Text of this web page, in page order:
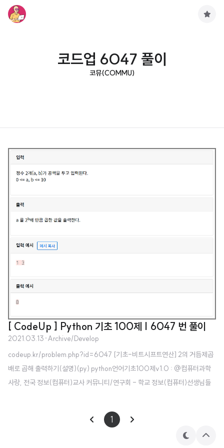
코드업 6047 풀이
코뮤(COMMU)
[ CodeUp ] Python 기초 100제 | 6047 번 풀이
2021.03.13 ·Archive/Develop
codeup.kr/problem.php?id=6047 [기초-비트시프트연산] 2의 거듭제곱
배로 곱해 출력하기(설명)(py) python언어기초100제v1.0 : @컴퓨터과학
사랑, 전국 정보(컴퓨터)교사 커뮤니티/연구회 - 학교 정보(컴퓨터)선생님들
내용 codeup.kr [ 풀이 ] a,b=map(int,input().split()) print(a
1
구
테
상